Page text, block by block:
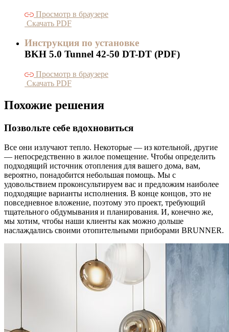
Просмотр в браузере
Скачать PDF
Инструкция по установке
BKH 5.0 Tunnel 42-50 DT-DT (PDF)
Просмотр в браузере
Скачать PDF
Похожие решения
Позвольте себе вдохновиться
Все они излучают тепло. Некоторые — из котельной, другие
— непосредственно в жилое помещение. Чтобы определить
подходящий источник отопления для вашего дома, вам,
вероятно, понадобится небольшая помощь. Мы с
удовольствием проконсультируем вас и предложим наиболее
подходящие варианты исполнения. В конце концов, это не
повседневное вложение, поэтому это проект, требующий
тщательного обдумывания и планирования. И, конечно же,
мы хотим, чтобы наши клиенты как можно дольше
наслаждались своими отопительными приборами BRUNNER.